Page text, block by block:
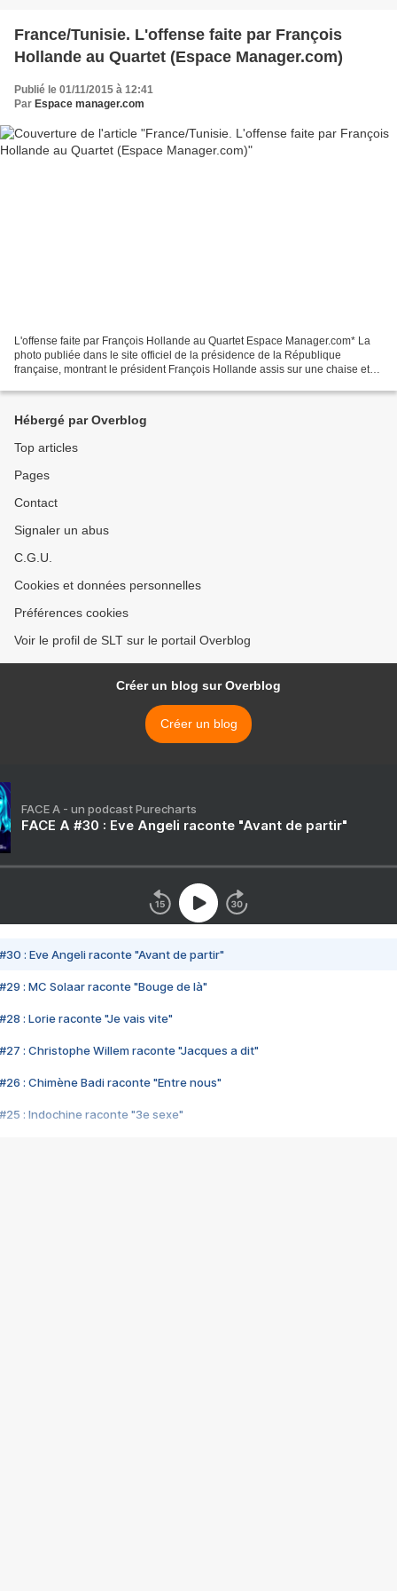
France/Tunisie. L'offense faite par François
Hollande au Quartet (Espace Manager.com)
Publié le 01/11/2015 à 12:41
Par Espace manager.com
L'offense faite par François Hollande au Quartet Espace Manager.com* La
photo publiée dans le site officiel de la présidence de la République
française, montrant le président François Hollande assis sur une chaise et
Hébergé par Overblog
Top articles
Pages
Contact
Signaler un abus
C.G.U.
Cookies et données personnelles
Préférences cookies
Voir le profil de SLT sur le portail Overblog
Créer un blog sur Overblog
Créer un blog
FACE A - un podcast Purecharts
FACE A #30 : Eve Angeli raconte "Avant de partir"
#30 : Eve Angeli raconte "Avant de partir"
#29 : MC Solaar raconte "Bouge de là"
#28 : Lorie raconte "Je vais vite"
#27 : Christophe Willem raconte "Jacques a dit"
#26 : Chimène Badi raconte "Entre nous"
#25 : Indochine raconte "3e sexe"